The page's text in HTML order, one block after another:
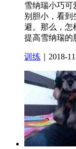
雪纳瑞小巧可
别胆小，看到
避。那么，怎
提高雪纳瑞的
训练 ｜2018-